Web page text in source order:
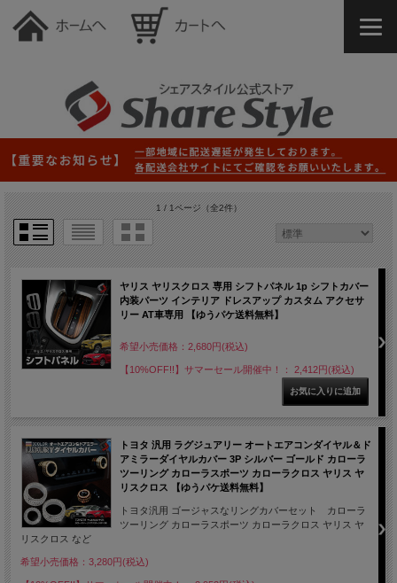
1 / 1ページ（全2件）
ヤリス ヤリスクロス 専用 シフトパネル 1p シフトカバー
内装パーツ インテリア ドレスアップ カスタム アクセサ
リー AT車専用 【ゆうパケ送料無料】
希望小売価格：2,680円(税込)
【10%OFF!!】サマーセール開催中！： 2,412円(税込)
トヨタ 汎用 ラグジュアリー オートエアコンダイヤル＆ド
アミラーダイヤルカバー 3P シルバー ゴールド カローラ
ツーリング カローラスポーツ カローラクロス ヤリス ヤ
リスクロス 【ゆうパケ送料無料】
トヨタ汎用 ゴージャスなリングカバーセット カローラ
ツーリング カローラスポーツ カローラクロス ヤリス ヤ
リスクロス など
希望小売価格：3,280円(税込)